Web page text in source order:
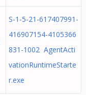
S-1-5-21-617407991-
416907154-4105366
831-1002 AgentActi
vationRuntimeStarte
r.exe